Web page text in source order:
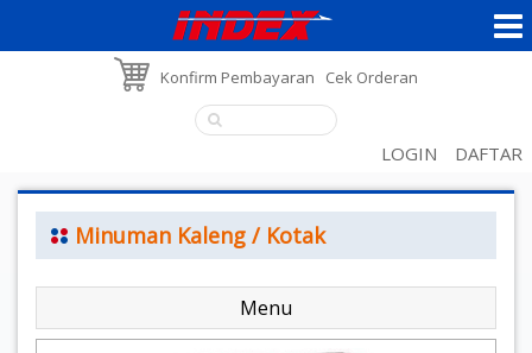
Konfirm Pembayaran Cek Orderan
LOGIN DAFTAR
Minuman Kaleng / Kotak
Menu